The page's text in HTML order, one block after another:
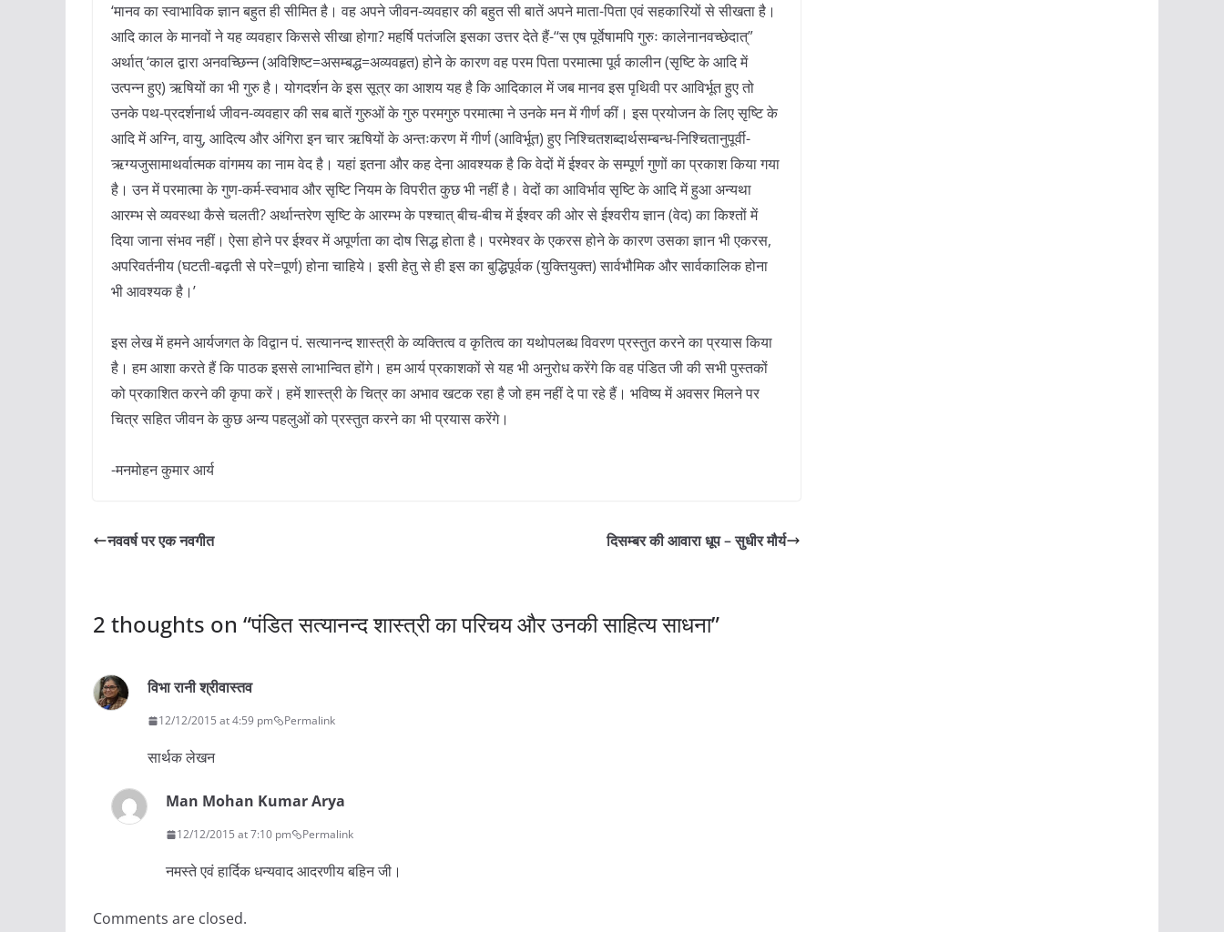
‘मानव का स्वाभाविक ज्ञान बहुत ही सीमित है। वह अपने जीवन-व्यवहार की बहुत सी बातें अपने माता-पिता एवं सहकारियों से सीखता है।
आदि काल के मानवों ने यह व्यवहार किससे सीखा होगा? महर्षि पतंजलि इसका उत्तर देते हैं-‘‘स एष पूर्वेषामपि गुरुः कालेनानवच्छेदात्”
अर्थात् ‘काल द्वारा अनवच्छिन्न (अविशिष्ट=असम्बद्ध=अव्यवहृत) होने के कारण वह परम पिता परमात्मा पूर्व कालीन (सृष्टि के आदि में
उत्पन्न हुए) ऋषियों का भी गुरु है। योगदर्शन के इस सूत्र का आशय यह है कि आदिकाल में जब मानव इस पृथिवी पर आविर्भूत हुए तो
उनके पथ-प्रदर्शनार्थ जीवन-व्यवहार की सब बातें गुरुओं के गुरु परमगुरु परमात्मा ने उनके मन में गीर्ण कीं। इस प्रयोजन के लिए सृष्टि के
आदि में अग्नि, वायु, आदित्य और अंगिरा इन चार ऋषियों के अन्तःकरण में गीर्ण (आविर्भूत) हुए निश्चितशब्दार्थसम्बन्ध-निश्चितानुपूर्वी-
ऋग्यजुसामाथर्वात्मक वांगमय का नाम वेद है। यहां इतना और कह देना आवश्यक है कि वेदों में ईश्वर के सम्पूर्ण गुणों का प्रकाश किया गया
है। उन में परमात्मा के गुण-कर्म-स्वभाव और सृष्टि नियम के विपरीत कुछ भी नहीं है। वेदों का आविर्भाव सृष्टि के आदि में हुआ अन्यथा
आरम्भ से व्यवस्था कैसे चलती? अर्थान्तरेण सृष्टि के आरम्भ के पश्चात् बीच-बीच में ईश्वर की ओर से ईश्वरीय ज्ञान (वेद) का किश्तों में
दिया जाना संभव नहीं। ऐसा होने पर ईश्वर में अपूर्णता का दोष सिद्ध होता है। परमेश्वर के एकरस होने के कारण उसका ज्ञान भी एकरस,
अपरिवर्तनीय (घटती-बढ़ती से परे=पूर्ण) होना चाहिये। इसी हेतु से ही इस का बुद्धिपूर्वक (युक्तियुक्त) सार्वभौमिक और सार्वकालिक होना
भी आवश्यक है।’
इस लेख में हमने आर्यजगत के विद्वान पं. सत्यानन्द शास्त्री के व्यक्तित्व व कृतित्व का यथोपलब्ध विवरण प्रस्तुत करने का प्रयास किया
है। हम आशा करते हैं कि पाठक इससे लाभान्वित होंगे। हम आर्य प्रकाशकों से यह भी अनुरोध करेंगे कि वह पंडित जी की सभी पुस्तकों
को प्रकाशित करने की कृपा करें। हमें शास्त्री के चित्र का अभाव खटक रहा है जो हम नहीं दे पा रहे हैं। भविष्य में अवसर मिलने पर
चित्र सहित जीवन के कुछ अन्य पहलुओं को प्रस्तुत करने का भी प्रयास करेंगे।
-मनमोहन कुमार आर्य
नववर्ष पर एक नवगीत दिसम्बर की आवारा धूप – सुधीर मौर्य
2 thoughts on “पंडित सत्यानन्द शास्त्री का परिचय और उनकी साहित्य साधना”
विभा रानी श्रीवास्तव
12/12/2015 at 4:59 pm Permalink
सार्थक लेखन
Man Mohan Kumar Arya
12/12/2015 at 7:10 pm Permalink
नमस्ते एवं हार्दिक धन्यवाद आदरणीय बहिन जी।
Comments are closed.